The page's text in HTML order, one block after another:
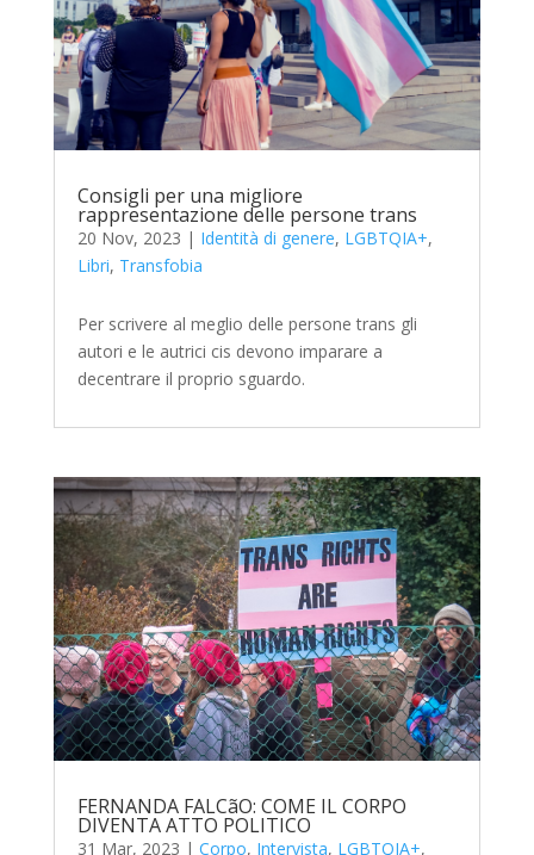
Consigli per una migliore
rappresentazione delle persone trans
20 Nov, 2023 | Identità di genere, LGBTQIA+,
Libri, Transfobia
Per scrivere al meglio delle persone trans gli
autori e le autrici cis devono imparare a
decentrare il proprio sguardo.
FERNANDA FALCãO: COME IL CORPO
DIVENTA ATTO POLITICO
31 Mar, 2023 | Corpo, Intervista, LGBTQIA+,